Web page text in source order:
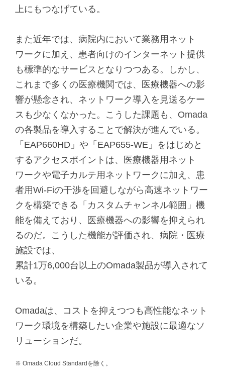
上にもつなげている。
また近年では、病院内において業務用ネット
ワークに加え、患者向けのインターネット提供
も標準的なサービスとなりつつある。しかし、
これまで多くの医療機関では、医療機器への影
響が懸念され、ネットワーク導入を見送るケー
スも少なくなかった。こうした課題も、Omada
の各製品を導入することで解決が進んでいる。
「EAP660HD」や「EAP655-WE」をはじめと
するアクセスポイントは、医療機器用ネット
ワークや電子カルテ用ネットワークに加え、患
者用Wi-Fiの干渉を回避しながら高速ネットワー
クを構築できる「カスタムチャンネル範囲」機
能を備えており、医療機器への影響を抑えられ
るのだ。こうした機能が評価され、病院・医療
施設では、
累計1万6,000台以上のOmada製品が導入されて
いる。
Omadaは、コストを抑えつつも高性能なネット
ワーク環境を構築したい企業や施設に最適なソ
リューションだ。
※ Omada Cloud Standardを除く。